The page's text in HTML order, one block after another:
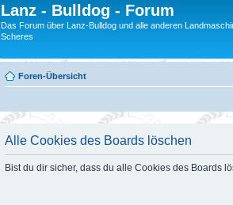
Lanz - Bulldog - Forum
Das Forum über Lanz-Bulldog und alle anderen
Scheres
Foren-Übersicht
Alle Cookies des Boards löschen
Bist du dir sicher, dass du alle Cookies des Boards